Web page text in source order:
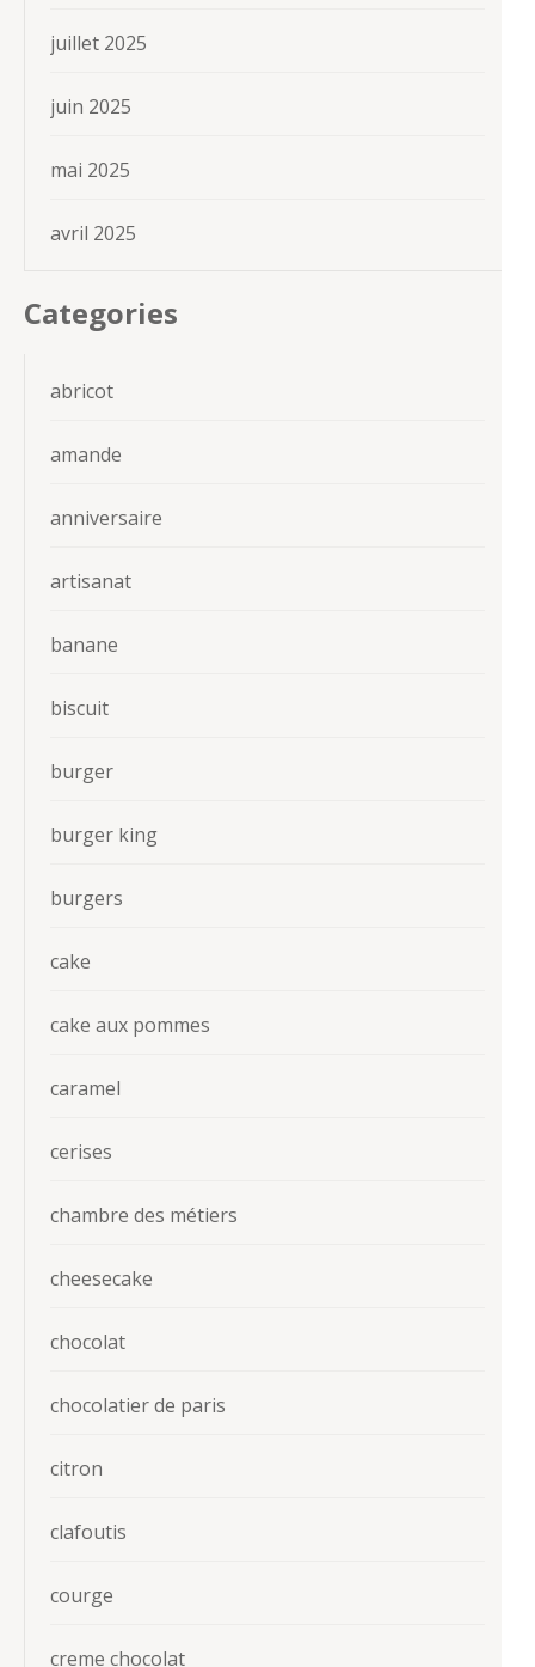
juillet 2025
juin 2025
mai 2025
avril 2025
Categories
abricot
amande
anniversaire
artisanat
banane
biscuit
burger
burger king
burgers
cake
cake aux pommes
caramel
cerises
chambre des métiers
cheesecake
chocolat
chocolatier de paris
citron
clafoutis
courge
creme chocolat